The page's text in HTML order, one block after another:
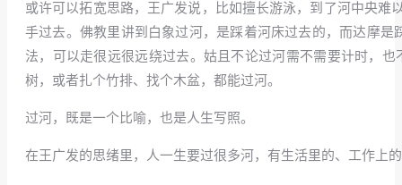
或许可以拓宽思路，王广发说，比如擅长游泳，到了河中央
手过去。佛教里讲到白象过河，是踩着河床过去的，而达摩
法，可以走很远很远绕过去。姑且不论过河需不需要计时，
树，或者扎个竹排、找个木盆，都能过河。
过河，既是一个比喻，也是人生写照。
在王广发的思绪里，人一生要过很多河，有生活里的、工作上